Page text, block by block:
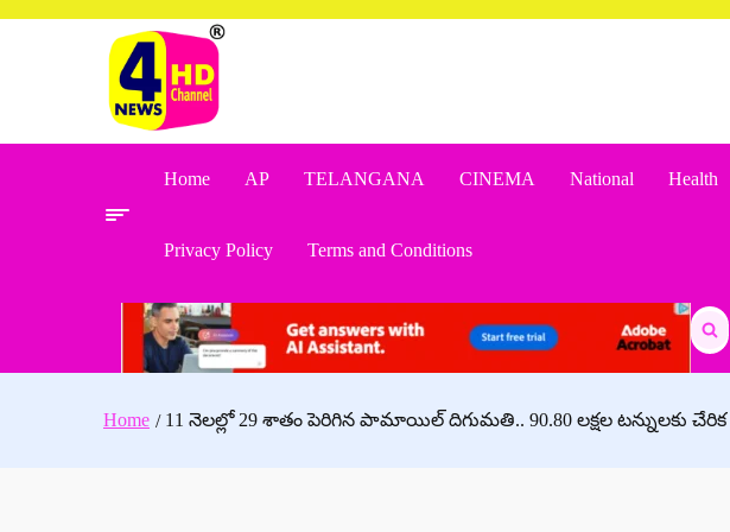
Home AP TELANGANA CINEMA National Health
Privacy Policy Terms and Conditions
Search
for:
Home 11 నెలల్లో 29 శాతం పెరిగిన పామాయిల్ దిగుమతి.. 90.80 లక్షల టన్నులకు చేరిక